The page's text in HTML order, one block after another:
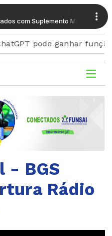
Suplemento Musical
pode ganhar função para
- BGS
Rádio